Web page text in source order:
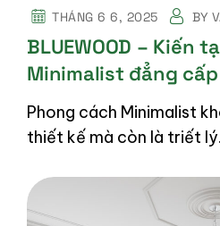
THÁNG 6 6, 2025 BY
BLUEWOOD – Kiến
Minimalist đẳng cấp
Phong cách Minimalist
thiết kế mà còn là triết